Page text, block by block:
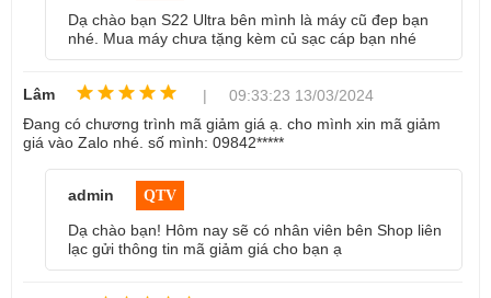
Khách hàng mua Samsung tại Didongthongminh
Hình thức máy cũ tại Di động
thông minh
Dạ chào bạn S22 Ultra bên mình là máy cũ đep bạn
nhé. Mua máy chưa tặng kèm củ sạc cáp bạn nhé
Lâm
| 09:33:23 13/03/2024
Đang có chương trình mã giảm giá ạ. cho mình xin mã giảm
giá vào Zalo nhé. số mình: 09842*****
admin QTV
Dạ chào bạn! Hôm nay sẽ có nhân viên bên Shop liên
lạc gửi thông tin mã giảm giá cho bạn ạ